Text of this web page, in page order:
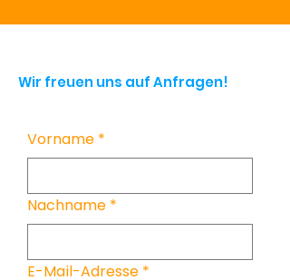
Wir freuen uns auf Anfragen!
Vorname *
Nachname *
E-Mail-Adresse *